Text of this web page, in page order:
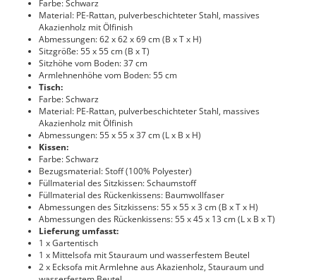
Farbe: Schwarz
Material: PE-Rattan, pulverbeschichteter Stahl, massives
Akazienholz mit Ölfinish
Abmessungen: 62 x 62 x 69 cm (B x T x H)
Sitzgröße: 55 x 55 cm (B x T)
Sitzhöhe vom Boden: 37 cm
Armlehnenhöhe vom Boden: 55 cm
Tisch:
Farbe: Schwarz
Material: PE-Rattan, pulverbeschichteter Stahl, massives
Akazienholz mit Ölfinish
Abmessungen: 55 x 55 x 37 cm (L x B x H)
Kissen:
Farbe: Schwarz
Bezugsmaterial: Stoff (100% Polyester)
Füllmaterial des Sitzkissen: Schaumstoff
Füllmaterial des Rückenkissens: Baumwollfaser
Abmessungen des Sitzkissens: 55 x 55 x 3 cm (B x T x H)
Abmessungen des Rückenkissens: 55 x 45 x 13 cm (L x B x T)
Lieferung umfasst:
1 x Gartentisch
1 x Mittelsofa mit Stauraum und wasserfestem Beutel
2 x Ecksofa mit Armlehne aus Akazienholz, Stauraum und